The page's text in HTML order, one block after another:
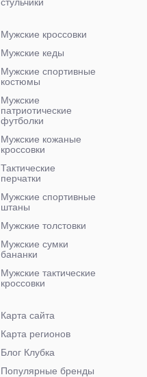
Мужские кроссовки
Мужские кеды
Мужские спортивные
костюмы
Мужские
патриотические
футболки
Мужские кожаные
кроссовки
Тактические
перчатки
Мужские спортивные
штаны
Мужские толстовки
Мужские сумки
бананки
Мужские тактические
кроссовки
Карта сайта
Карта регионов
Блог Клубка
Популярные бренды